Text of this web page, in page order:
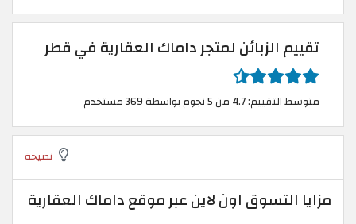
تقييم الزبائن لمتجر داماك العقارية في قطر
متوسط التقييم: 4.7 من 5 نجوم بواسطة 369 مستخدم
نصيحة
مزايا التسوق اون لاين عبر موقع داماك العقارية